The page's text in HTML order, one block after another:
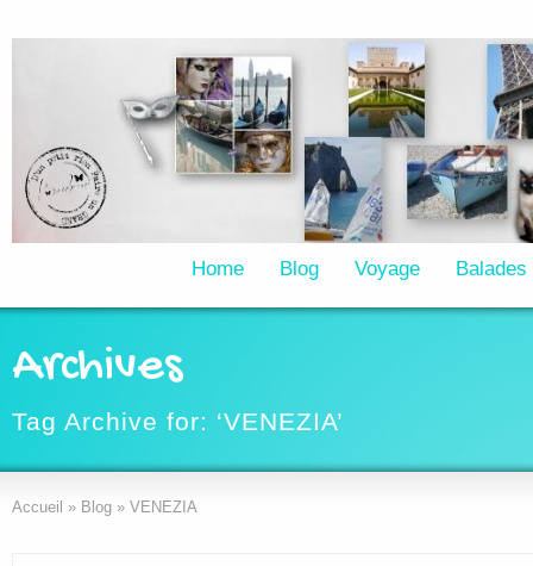
Home Blog Voyage Balades
Archives
Tag Archive for: ‘VENEZIA’
Accueil » Blog » VENEZIA